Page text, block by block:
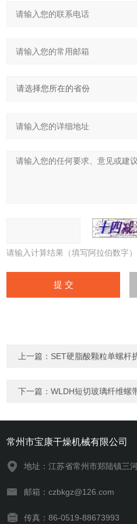
请输入计算结果（填写阿拉伯数字
上一篇： SET硬脂酸颗粒单螺杆
下一篇：WLDH短切玻璃纤维螺
常州市宝康干燥机械有限公司
地址：江苏省常州市郑陆镇三
邮箱：czbkgz@126.com
传真：86-0519-88673993